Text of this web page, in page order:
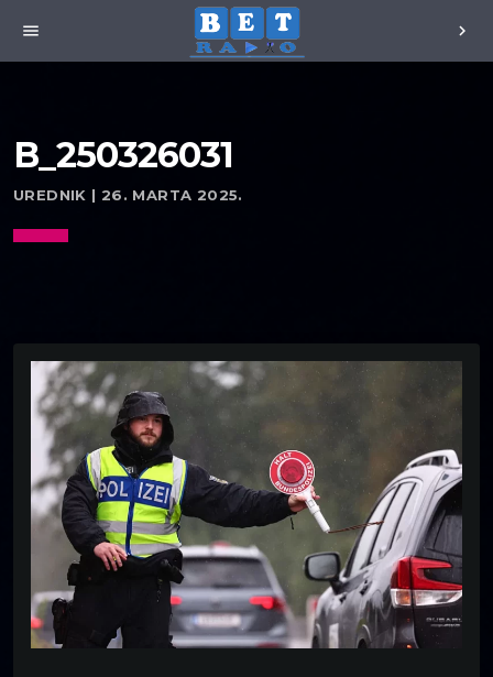
menu chevron_right
B_250326031
UREDNIK | 26. MARTA 2025.